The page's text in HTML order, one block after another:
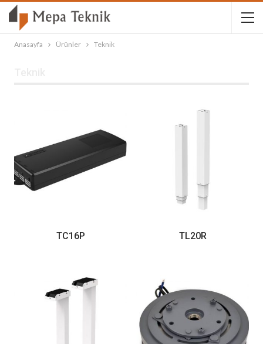
Anasayfa Ürünler Teknik
TC16P TL20R